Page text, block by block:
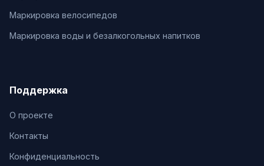
Маркировка велосипедов
Маркировка воды и безалкогольных напитков
Поддержка
О проекте
Контакты
Конфиденциальность